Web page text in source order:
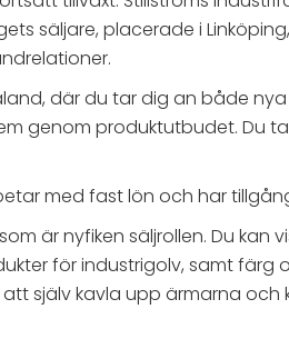
säljare, placerade i
där du tar dig an både
genom produktutbudet. Du
med fast lön och har
är nyfiken säljrollen. Du kan
för industrigolv, samt färg
själv kavla upp ärmarna och